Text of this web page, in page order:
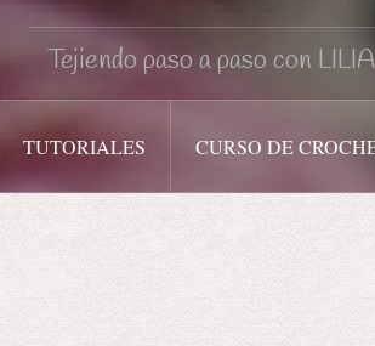
Tejiendo paso a paso con
TUTORIALES CURSO DE